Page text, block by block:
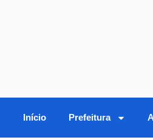
Início Prefeitura